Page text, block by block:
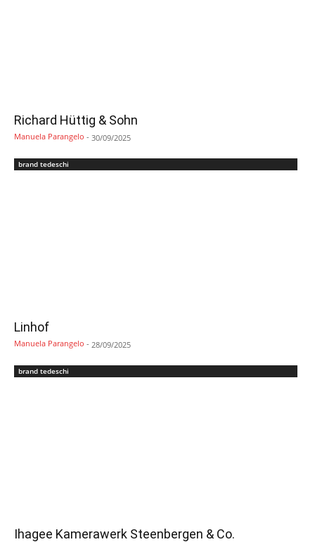
Richard Hüttig & Sohn
Manuela Parangelo - 30/09/2025
brand tedeschi
Linhof
Manuela Parangelo - 28/09/2025
brand tedeschi
Ihagee Kamerawerk Steenbergen & Co.